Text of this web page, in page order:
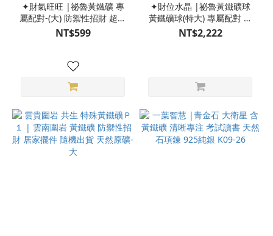
✦財氣旺旺 |祕魯黃鐵礦 專
屬配對-(大) 防禦性招財 超閃
亮 原礦 已鑑定
G22CP03008-50
NT$599
✦財位水晶 |祕魯黃鐵礦球
黃鐵礦球(特大) 專屬配對 招
財 五行補金 水晶球 風水擺
件
NT$2,222